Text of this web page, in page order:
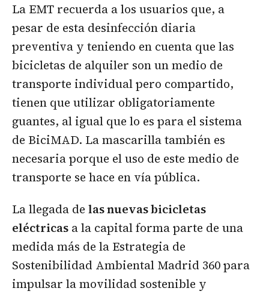
La EMT recuerda a los usuarios que, a
pesar de esta desinfección diaria
preventiva y teniendo en cuenta que las
bicicletas de alquiler son un medio de
transporte individual pero compartido,
tienen que utilizar obligatoriamente
guantes, al igual que lo es para el sistema
de BiciMAD. La mascarilla también es
necesaria porque el uso de este medio de
transporte se hace en vía pública.
La llegada de las nuevas bicicletas
eléctricas a la capital forma parte de una
medida más de la Estrategia de
Sostenibilidad Ambiental Madrid 360 para
impulsar la movilidad sostenible y